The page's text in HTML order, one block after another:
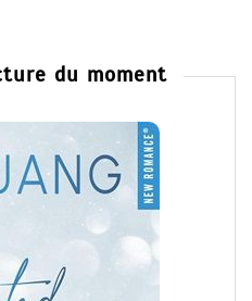
du moment